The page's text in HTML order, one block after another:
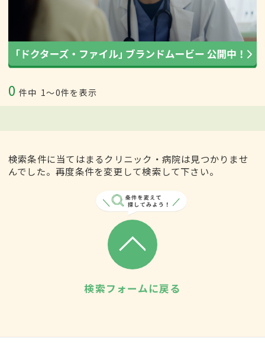
0 件中 1〜0件を表示
検索条件に当てはまるクリニック・病院は見つかりませ
んでした。再度条件を変更して検索して下さい。
検索フォームに戻る